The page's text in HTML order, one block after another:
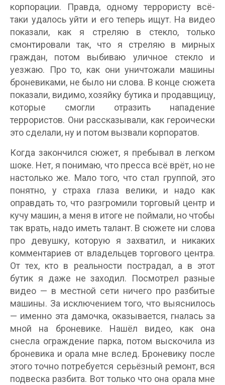
корпорации. Правда, одному террористу всё-
таки удалось уйти и его теперь ищут. На видео
показали, как я стреляю в стекло, только
смонтировали так, что я стреляю в мирных
граждан, потом выбиваю уличное стекло и
уезжаю. Про то, как они уничтожали машины
броневиками, не было ни слова. В конце сюжета
показали, видимо, хозяйку бутика и продавщицу,
которые смогли отразить нападение
террористов. Они рассказывали, как героически
это сделали, ну и потом вызвали корпоратов.
Когда закончился сюжет, я пребывал в легком
шоке. Нет, я понимаю, что пресса всё врёт, но не
настолько же. Мало того, что стал группой, это
понятно, у страха глаза велики, и надо как
оправдать то, что разгромили торговый центр и
кучу машин, а меня в итоге не поймали, но чтобы
так врать, надо иметь талант. В сюжете ни слова
про девушку, которую я захватил, и никаких
комментариев от владельцев торгового центра.
От тех, кто в реальности пострадал, а в этот
бутик я даже не заходил. Посмотрел разные
видео — в местной сети ничего про разбитые
машины. За исключением того, что выяснилось
— именно эта дамочка, оказывается, гналась за
мной на броневике. Нашёл видео, как она
снесла ограждение парка, потом выскочила из
броневика и орала мне вслед. Броневику после
этого точно потребуется серьёзный ремонт, вся
подвеска разбита. Вот только что она орала мне